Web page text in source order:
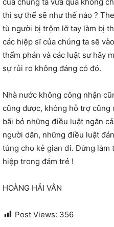
thì sự thể sẽ như thế nào ?
tù người bị trộm lỡ tay làm bị
các hiệp sĩ của chúng ta sẽ
thẩm phán và các luật sư hãy
sự rủi ro không đáng có đó.
Nhà nước không công nhận
cũng được, không hỗ trợ cũng
bãi bỏ những điều luật ngăn
người dân, những điều luật
túng cho kẻ gian đi. Đừng làm
hiệp trong đám trẻ !
HOÀNG HẢI VÂN
Post Views: 356